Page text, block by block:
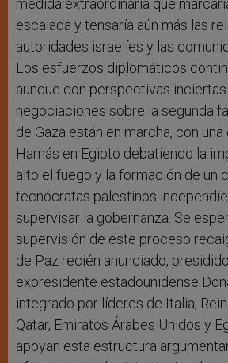
medida extraordinaria que
escalada y tensaría aún más las
autoridades israelíes y las
Los esfuerzos diplomáticos
aunque con perspectivas
negociaciones sobre la segunda
de Gaza están en marcha, con
Hamás en Egipto debatiendo la
alto el fuego y la formación de un
tecnócratas palestinos
supervisar la gobernanza. Se
supervisión de este proceso
de Paz recién anunciado,
expresidente estadounidense
integrado por líderes de Italia,
Qatar, Emiratos Árabes Unidos y
apoyan esta estructura